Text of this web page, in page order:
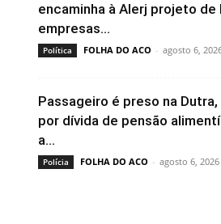
encaminha à Alerj projeto de
empresas...
Política FOLHA DO ACO - agosto 6,
Passageiro é preso na
por dívida de pensão
a...
Polícia FOLHA DO ACO - agosto 6, 2026